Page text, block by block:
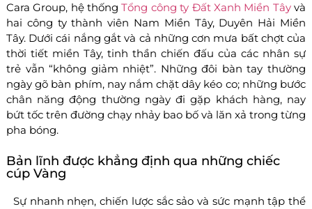
Cara Group, hệ thốngTổng công ty Đất Xanh Miền Tâyvà
hai công ty thành viên Nam Miền Tây, Duyên Hải Miền
Tây. Dưới cái nắng gắt và cả những cơn mưa bất chợt của
thời tiết miền Tây, tinh thần chiến đấu của các nhân sự
trẻ vẫn “không giảm nhiệt”. Những đôi bàn tay thường
ngày gõ bàn phím, nay nắm chặt dây kéo co; những bước
chân năng động thường ngày đi gặp khách hàng, nay
bứt tốc trên đường chạy nhảy bao bố và lăn xả trong từng
pha bóng.
Bản lĩnh được khẳng định qua những chiếc
cúp Vàng
Sự nhanh nhẹn, chiến lược sắc sảo và sức mạnh tập thể